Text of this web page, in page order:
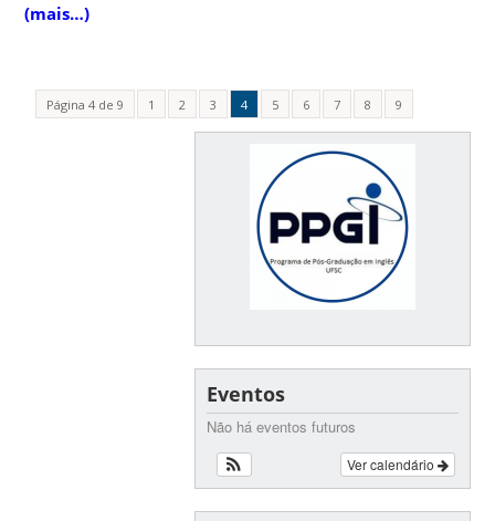
(mais…)
Página 4 de 9 1 2 3 4 5 6 7 8 9
Eventos
Não há eventos futuros
Ver calendário